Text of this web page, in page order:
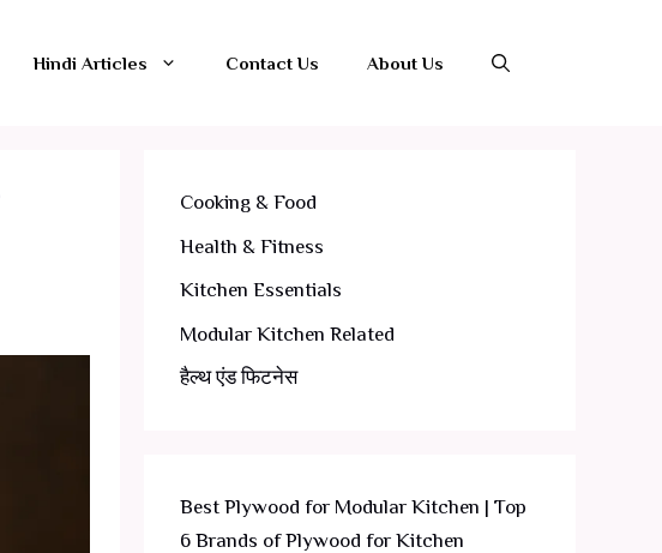
Hindi Articles Contact Us About Us
Cooking & Food
Health & Fitness
Kitchen Essentials
Modular Kitchen Related
हैल्थ एंड फिटनेस
Best Plywood for Modular Kitchen | Top
6 Brands of Plywood for Kitchen